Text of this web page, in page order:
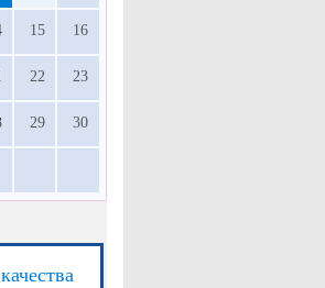
15 16
22 23
29 30